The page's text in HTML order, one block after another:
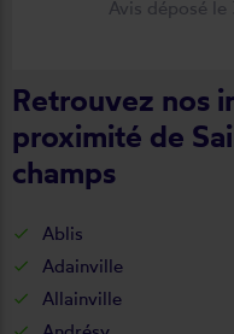
Avis déposé
Retrouvez nos
proximité de
champs
Ablis
Adainville
Allainville